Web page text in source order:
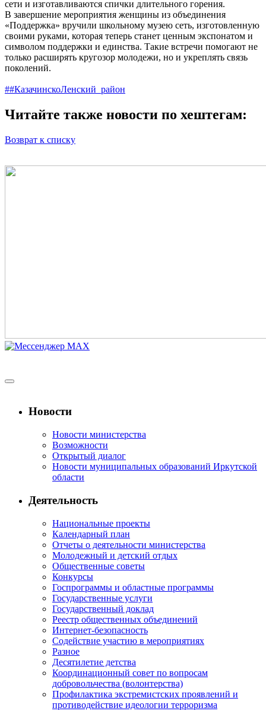
сети и изготавливаются спички длительного горения.
В завершение мероприятия женщины из объединения
«Поддержка» вручили школьному музею сеть, изготовленную
своими руками, которая теперь станет ценным экспонатом и
символом поддержки и единства. Такие встречи помогают не
только расширять кругозор молодежи, но и укреплять связь
поколений.
##КазачинскоЛенский_район
Читайте также новости по хештегам:
Возврат к списку
Новости
Новости министерства
Возможности
Открытый диалог
Новости муниципальных образований Иркутской
области
Деятельность
Национальные проекты
Календарный план
Отчеты о деятельности министерства
Молодежный и детский отдых
Общественные советы
Конкурсы
Госпрограммы и областные программы
Государственные услуги
Государственный доклад
Реестр общественных объединений
Интернет-безопасность
Содействие участию в мероприятиях
Разное
Десятилетие детства
Координационный совет по вопросам
добровольчества (волонтерства)
Профилактика экстремистских проявлений и
противодействие идеологии терроризма